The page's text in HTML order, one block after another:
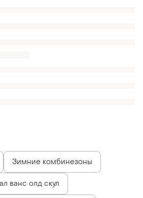
Зимние комбинезоны
ванс олд скул